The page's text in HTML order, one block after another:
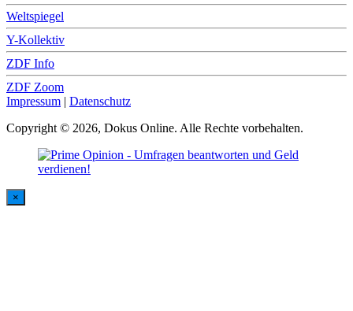
Weltspiegel
Y-Kollektiv
ZDF Info
ZDF Zoom
Impressum | Datenschutz
Copyright © 2026, Dokus Online. Alle Rechte vorbehalten.
×